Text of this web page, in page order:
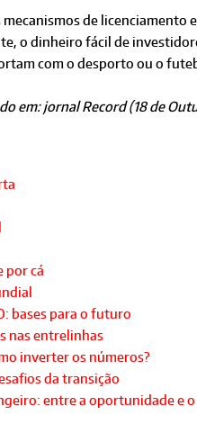
de
o dinheiro fácil de
com o desporto ou o
em: jornal Record (18 de
por cá
bases para o futuro
nas entrelinhas
inverter os números?
da transição
entre a oportunidade e o